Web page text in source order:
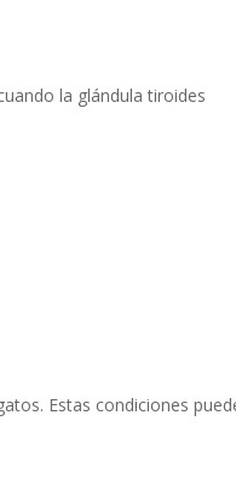
la glándula tiroides
Estas condiciones